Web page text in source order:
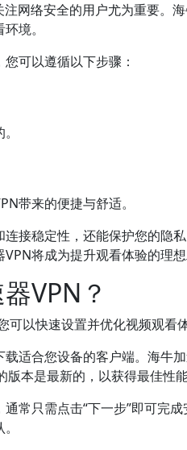
网络安全的用户尤为重要。
境。
可以遵循以下步骤：
带来的便捷与舒适。
接稳定性，还能保护您的隐
将成为提升观看体验的理想
VPN？
可以快速设置并优化视频观看体
适合您设备的客户端。海牛
本是最新的，以获得最佳性能
常只需点击“下一步”即可完